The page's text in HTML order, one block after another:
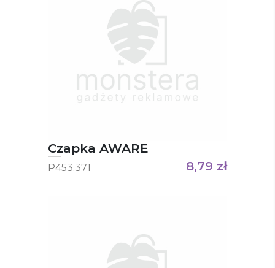
Czapka AWARE
P453.371 8,79 zł